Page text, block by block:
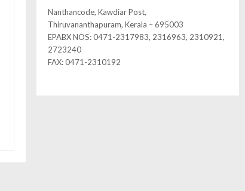
Nanthancode, Kawdiar Post,
Thiruvananthapuram, Kerala – 695003
EPABX NOS: 0471-2317983, 2316963, 2310921,
2723240
FAX: 0471-2310192